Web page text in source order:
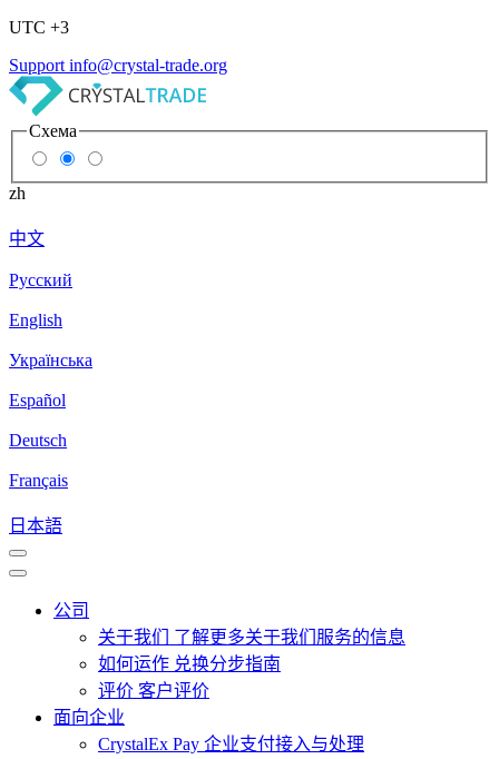
UTC +3
Support info@crystal-trade.org
Схема
zh
中文
Русский
English
Українська
Español
Deutsch
Français
日本語
公司
关于我们
了解更多关于我们服务的信息
如何运作 兑换分步指南
评价 客户评价
面向企业
CrystalEx Pay 企业支付接入与处理